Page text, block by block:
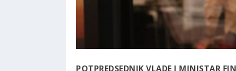
POTPREDSEDNIK VLADE I MINISTAR